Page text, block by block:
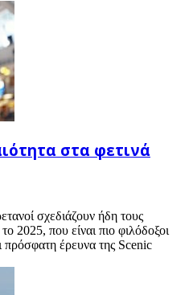
στα φετινά
σχεδιάζουν ήδη τους
2025, που είναι πιο φιλόδοξοι
έρευνα της Scenic